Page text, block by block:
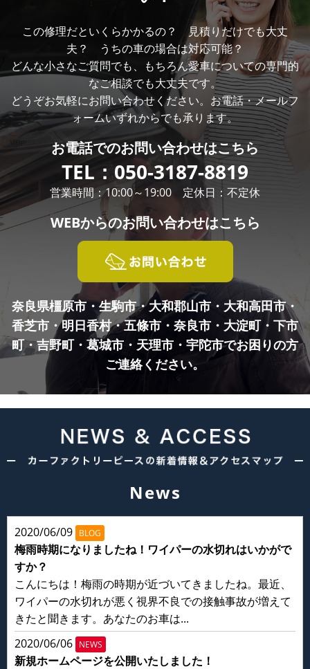
この修理だといくらかかるの？ 見積りだけでも大丈
夫？ うちの車の場合は対応可能？
どんな小さなご質問でも、もちろん愛車についての専門的
なご相談でも大丈夫です。
どうぞお気軽にお問い合わせください。お電話・メールフ
ォームいずれからでも承ります。
お電話でのお問い合わせはこちら
TEL： 050-3187-8819
営業時間：10:00～19:00 定休日：不定休
WEBからのお問い合わせはこちら
奈良県橿原市・生駒市・大和郡山市・大和高田市・
香芝市・明日香村・五條市・奈良市・ 大淀町・下市
町・吉野町・葛城市・天理市・宇陀市でお困りの方
ご連絡ください。
News
2020/06/09 BLOG
梅雨時期になりましたね！ワイパーの水切れはいかがで
すか？
こんにちは！梅雨の時期が近づいてきましたね。最近、
ワイパーの水切れが悪く視界不良での接触事故が増えて
きたと聞きます。あなたのお車は...
2020/06/06 NEWS
新規ホームページを公開いたしました！